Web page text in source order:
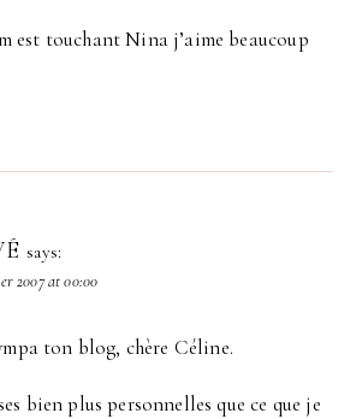
est touchant Nina j’aime beaucoup
says:
2007 at 00:00
ton blog, chère Céline.
bien plus personnelles que ce que je